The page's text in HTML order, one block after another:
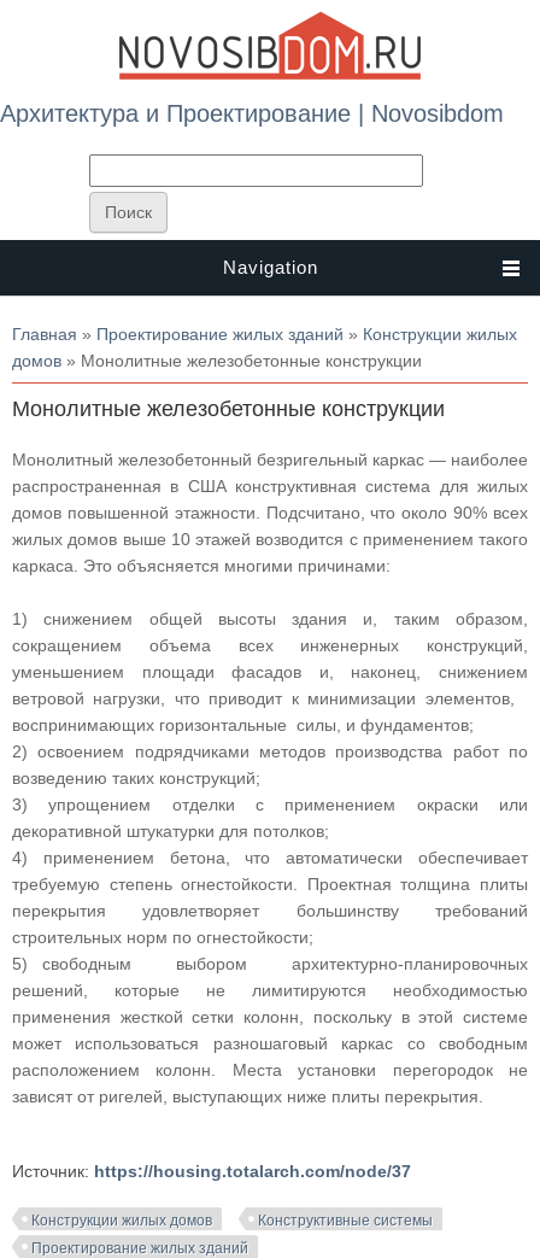
Архитектура и Проектирование | Novosibdom
Navigation
Вы здесь
Главная » Проектирование жилых зданий » Конструкции жилых
домов » Монолитные железобетонные конструкции
Монолитные железобетонные конструкции
Монолитный железобетонный безригельный каркас — наиболее
распространенная в США конструктивная система для жилых
домов повышенной этажности. Подсчитано, что около 90% всех
жилых домов выше 10 этажей возводится с применением такого
каркаса. Это объясняется многими причинами:
1) снижением общей высоты здания и, таким образом,
сокращением объема всех инженерных конструкций,
уменьшением площади фасадов и, наконец, снижением
ветровой нагрузки, что приводит к минимизации элементов,
воспринимающих горизонтальные силы, и фундаментов;
2) освоением подрядчиками методов производства работ по
возведению таких конструкций;
3) упрощением отделки с применением окраски или
декоративной штукатурки для потолков;
4) применением бетона, что автоматически обеспечивает
требуемую степень огнестойкости. Проектная толщина плиты
перекрытия удовлетворяет большинству требований
строительных норм по огнестойкости;
5) свободным выбором архитектурно-планировочных
решений, которые не лимитируются необходимостью
применения жесткой сетки колонн, поскольку в этой системе
может использоваться разношаговый каркас со свободным
расположением колонн. Места установки перегородок не
зависят от ригелей, выступающих ниже плиты перекрытия.
Источник: https://housing.totalarch.com/node/37
Конструкции жилых домов
Конструктивные системы
Проектирование жилых зданий